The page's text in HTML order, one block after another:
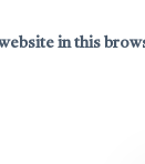
in this